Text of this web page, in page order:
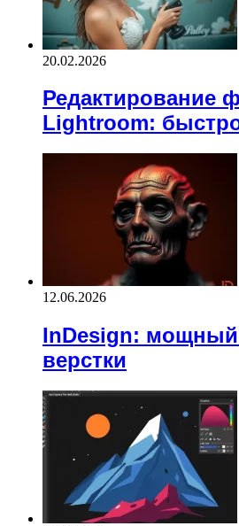
20.02.2026
Редактирование
Lightroom:
12.06.2026
InDesign: мощный
верстки